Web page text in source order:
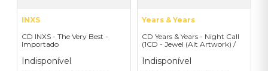
INXS
CD INXS - The Very Best -
Importado
Indisponível
Years & Years
CD Years & Years - Night Call
(1CD - Jewel (Alt Artwork) /
Indisponível